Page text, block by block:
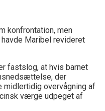
konfrontation, men
Maribel revideret
fastslog, at hvis barnet
der
overvågning af
værge udpeget af